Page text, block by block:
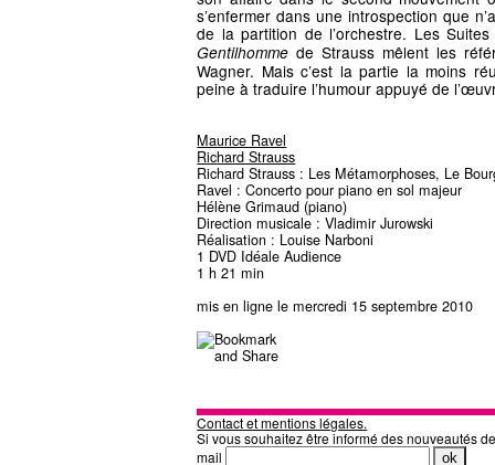
s’enfermer dans une introspection que
de la partition de l’orchestre. Les
Gentilhomme de Strauss mêlent les
Wagner. Mais c’est la partie la moins
peine à traduire l’humour appuyé de
Maurice Ravel
Richard Strauss
Richard Strauss : Les Métamorphoses, Le
Ravel : Concerto pour piano en sol majeur
Hélène Grimaud (piano)
Direction musicale : Vladimir Jurowski
Réalisation : Louise Narboni
1 DVD Idéale Audience
1 h 21 min
mis en ligne le mercredi 15 septembre 2010
Contact et mentions légales.
Si vous souhaitez être informé des nouveautés
mail